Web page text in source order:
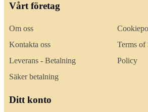
Vårt företag
Om oss
Kontakta oss
Leverans - Betalning
Säker betalning
Terms of
Policy
Ditt konto